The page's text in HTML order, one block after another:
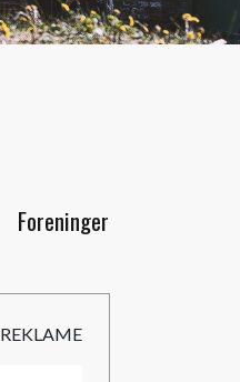
Foreninger
REKLAME